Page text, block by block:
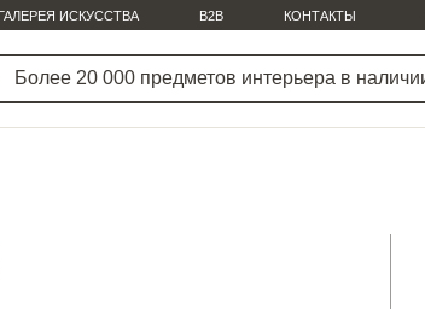
ГАЛЕРЕЯ ИСКУССТВА B2B КОНТАКТЫ